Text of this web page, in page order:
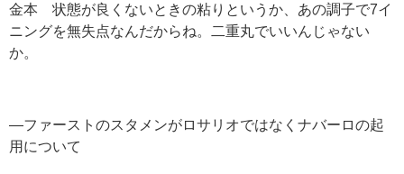
金本 状態が良くないときの粘りというか、あの調子で7イ
ニングを無失点なんだからね。二重丸でいいんじゃない
か。
―ファーストのスタメンがロサリオではなくナバーロの起
用について